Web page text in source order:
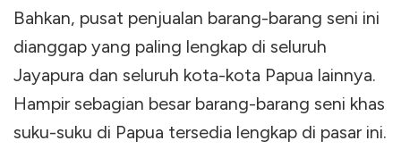
Bahkan, pusat penjualan barang-barang seni ini
dianggap yang paling lengkap di seluruh
Jayapura dan seluruh kota-kota Papua lainnya.
Hampir sebagian besar barang-barang seni khas
suku-suku di Papua tersedia lengkap di pasar ini.